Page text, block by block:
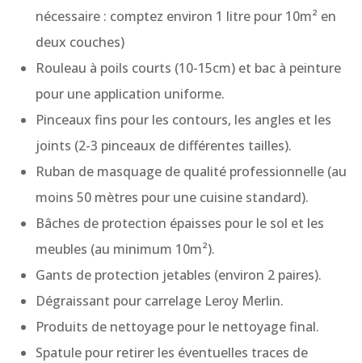
nécessaire : comptez environ 1 litre pour 10m² en
deux couches)
Rouleau à poils courts (10-15cm) et bac à peinture
pour une application uniforme.
Pinceaux fins pour les contours, les angles et les
joints (2-3 pinceaux de différentes tailles).
Ruban de masquage de qualité professionnelle (au
moins 50 mètres pour une cuisine standard).
Bâches de protection épaisses pour le sol et les
meubles (au minimum 10m²).
Gants de protection jetables (environ 2 paires).
Dégraissant pour carrelage Leroy Merlin.
Produits de nettoyage pour le nettoyage final.
Spatule pour retirer les éventuelles traces de